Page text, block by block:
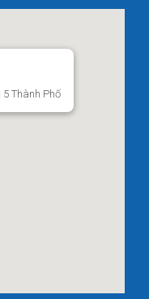
Thành Phố